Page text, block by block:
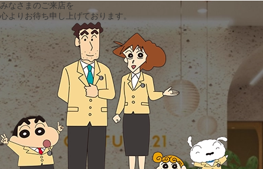
みなさまのご来店を
心よりお待ち申し上げております。